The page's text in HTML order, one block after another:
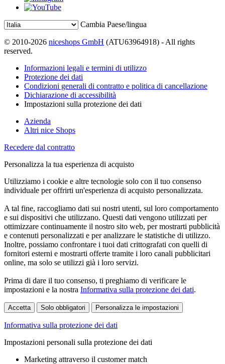
Cambia Paese/lingua
© 2010-2026 niceshops GmbH (ATU63964918) - All rights
reserved.
Informazioni legali e termini di utilizzo
Protezione dei dati
Condizioni generali di contratto e politica di cancellazione
Dichiarazione di accessibilità
Impostazioni sulla protezione dei dati
Azienda
Altri nice Shops
Recedere dal contratto
Personalizza la tua esperienza di acquisto
Utilizziamo i cookie e altre tecnologie solo con il tuo consenso
individuale per offrirti un'esperienza di acquisto personalizzata.
A tal fine, raccogliamo dati sui nostri utenti, sul loro comportamento
e sui dispositivi che utilizzano. Questi dati vengono utilizzati per
ottimizzare continuamente il nostro sito web, per mostrarti pubblicità
e contenuti personalizzati e per analizzare le statistiche di utilizzo.
Inoltre, possiamo confrontare i tuoi dati crittografati con quelli di
fornitori esterni e mostrarti offerte tramite i loro canali pubblicitari
online, ma solo se utilizzi già i loro servizi.
Prima di dare il tuo consenso, ti preghiamo di verificare le
impostazioni e la nostra Informativa sulla protezione dei dati.
Accetta Solo obbligatori Personalizza le impostazioni
Informativa sulla protezione dei dati
Impostazioni personali sulla protezione dei dati
Marketing attraverso il customer match